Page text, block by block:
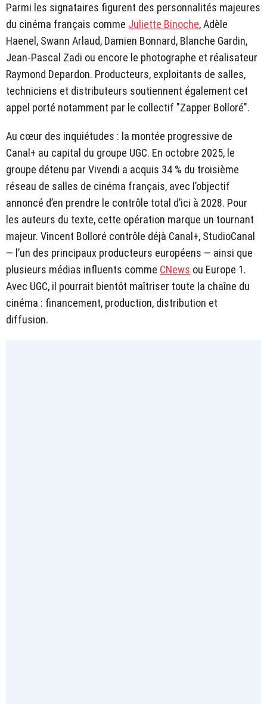
Parmi les signataires figurent des personnalités majeures
du cinéma français comme Juliette Binoche, Adèle
Haenel, Swann Arlaud, Damien Bonnard, Blanche Gardin,
Jean-Pascal Zadi ou encore le photographe et réalisateur
Raymond Depardon. Producteurs, exploitants de salles,
techniciens et distributeurs soutiennent également cet
appel porté notamment par le collectif "Zapper Bolloré".
Au cœur des inquiétudes : la montée progressive de
Canal+ au capital du groupe UGC. En octobre 2025, le
groupe détenu par Vivendi a acquis 34 % du troisième
réseau de salles de cinéma français, avec l’objectif
annoncé d’en prendre le contrôle total d’ici à 2028. Pour
les auteurs du texte, cette opération marque un tournant
majeur. Vincent Bolloré contrôle déjà Canal+, StudioCanal
— l’un des principaux producteurs européens — ainsi que
plusieurs médias influents comme CNews ou Europe 1.
Avec UGC, il pourrait bientôt maîtriser toute la chaîne du
cinéma : financement, production, distribution et
diffusion.